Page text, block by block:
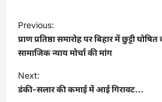
o
s
t
n
Previous:
प्राण प्रतिष्ठा समारोह पर बिहार में छुट्टी घोषित
सामाजिक न्याय मोर्चा की मांग
Next:
डंकी-सलार की कमाई में आई गिरावट…